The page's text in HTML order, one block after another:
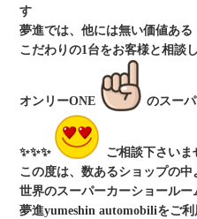
す
夢進では、他には無い価値ある
こだわりの1台をお客様と相談
オンリーONE のスー
✨✨✨
ご相談下さいま
この度は、数あるショップの中
世界のスーパーカーショールー
夢進yumeshin automobiliをご